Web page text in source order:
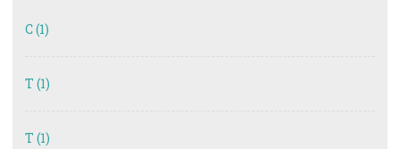
C(1)
T (1)
Т (1)